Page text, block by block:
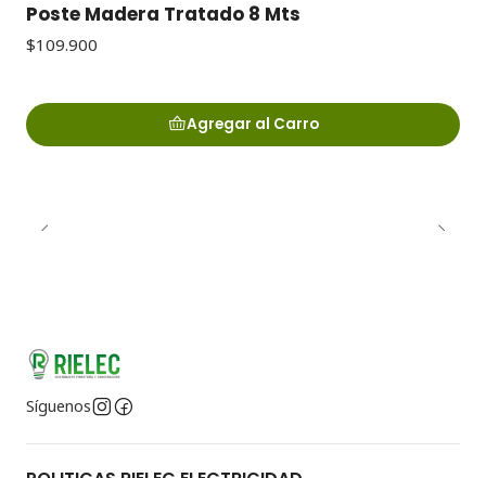
Poste Madera Tratado 8 Mts
$109.900
Agregar al Carro
Síguenos